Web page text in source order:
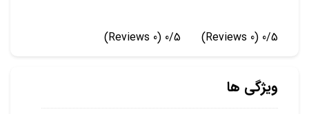
0/5
(0 Reviews)
0/5
(0 Reviews)
ویژگی ها